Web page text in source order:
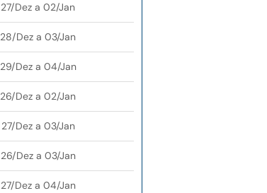
27/Dez a 02/Jan
28/Dez a 03/Jan
29/Dez a 04/Jan
26/Dez a 02/Jan
27/Dez a 03/Jan
26/Dez a 03/Jan
27/Dez a 04/Jan